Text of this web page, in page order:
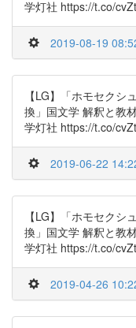
学灯社 https://t.co/
2019-08-19
【LG】「ホモセクシ
換」国文学 解釈と教
学灯社 https://t.co/
2019-06-22
【LG】「ホモセクシ
換」国文学 解釈と教
学灯社 https://t.co/
2019-04-26